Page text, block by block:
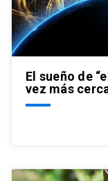
El sueño de
vez más